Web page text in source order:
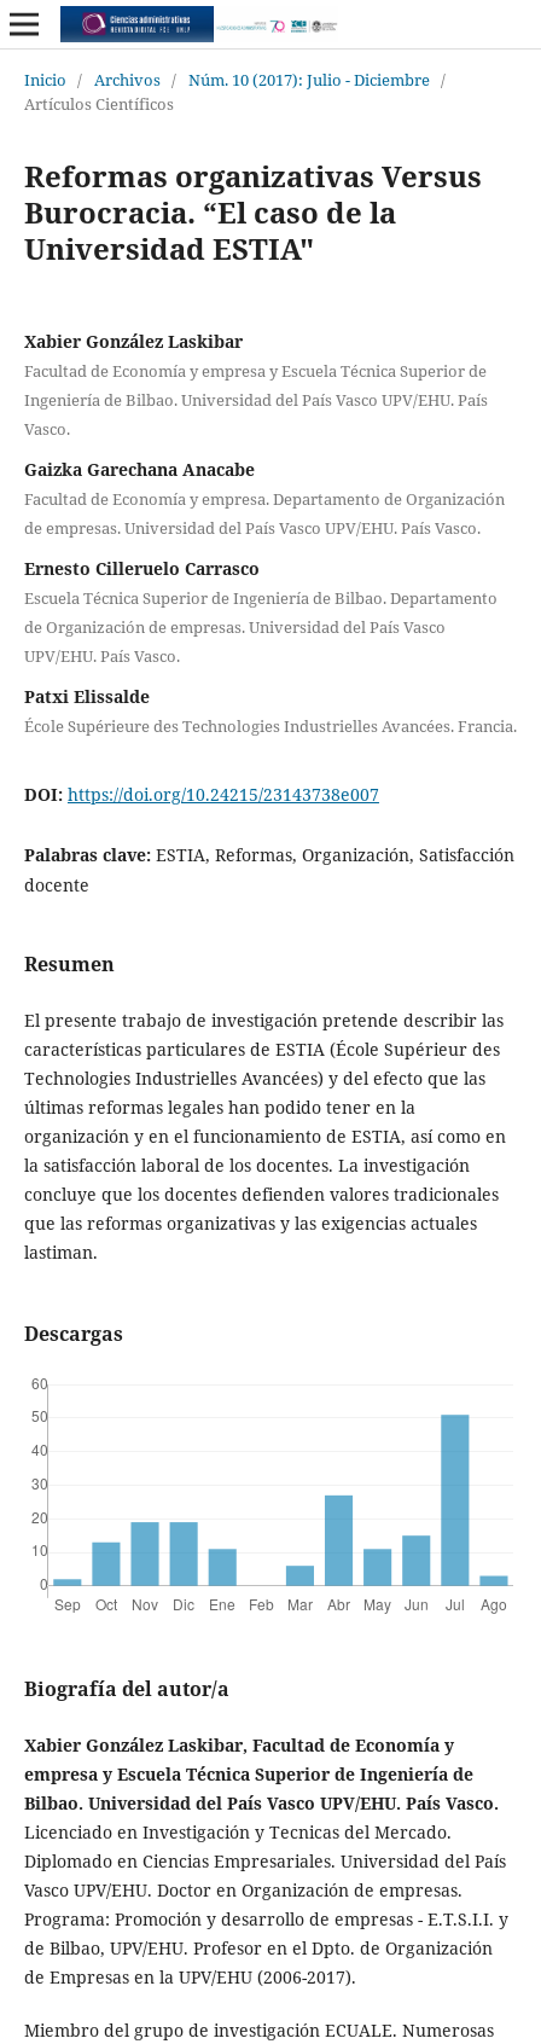
Inicio / Archivos / Núm. 10 (2017): Julio - Diciembre /
Artículos Científicos
Reformas organizativas Versus
Burocracia. “El caso de la
Universidad ESTIA"
Xabier González Laskibar
Facultad de Economía y empresa y Escuela Técnica Superior de
Ingeniería de Bilbao. Universidad del País Vasco UPV/EHU. País
Vasco.
Gaizka Garechana Anacabe
Facultad de Economía y empresa. Departamento de Organización
de empresas. Universidad del País Vasco UPV/EHU. País Vasco.
Ernesto Cilleruelo Carrasco
Escuela Técnica Superior de Ingeniería de Bilbao. Departamento
de Organización de empresas. Universidad del País Vasco
UPV/EHU. País Vasco.
Patxi Elissalde
École Supérieure des Technologies Industrielles Avancées. Francia.
DOI: https://doi.org/10.24215/23143738e007
Palabras clave: ESTIA, Reformas, Organización, Satisfacción
docente
Resumen
El presente trabajo de investigación pretende describir las
características particulares de ESTIA (École Supérieur des
Technologies Industrielles Avancées) y del efecto que las
últimas reformas legales han podido tener en la
organización y en el funcionamiento de ESTIA, así como en
la satisfacción laboral de los docentes. La investigación
concluye que los docentes defienden valores tradicionales
que las reformas organizativas y las exigencias actuales
lastiman.
Descargas
Biografía del autor/a
Xabier González Laskibar, Facultad de Economía y
empresa y Escuela Técnica Superior de Ingeniería de
Bilbao. Universidad del País Vasco UPV/EHU. País Vasco.
Licenciado en Investigación y Tecnicas del Mercado.
Diplomado en Ciencias Empresariales. Universidad del País
Vasco UPV/EHU. Doctor en Organización de empresas.
Programa: Promoción y desarrollo de empresas - E.T.S.I.I. y
de Bilbao, UPV/EHU. Profesor en el Dpto. de Organización
de Empresas en la UPV/EHU (2006-2017).
Miembro del grupo de investigación ECUALE. Numerosas